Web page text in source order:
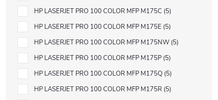
HP LASERJET PRO 100 COLOR MFP M175C 5
HP LASERJET PRO 100 COLOR MFP M175E 5
HP LASERJET PRO 100 COLOR MFP M175NW 5
HP LASERJET PRO 100 COLOR MFP M175P 5
HP LASERJET PRO 100 COLOR MFP M175Q 5
HP LASERJET PRO 100 COLOR MFP M175R 5